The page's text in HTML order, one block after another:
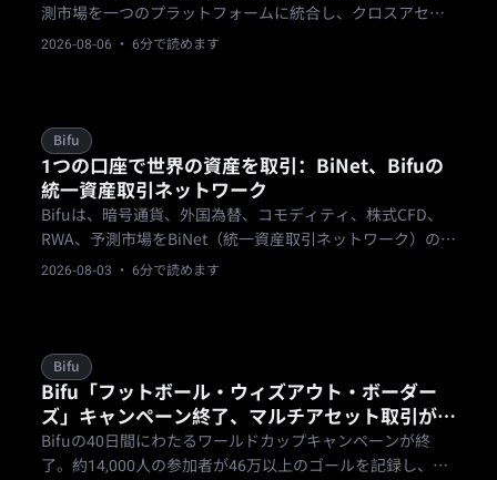
測市場を一つのプラットフォームに統合し、クロスアセッ
トトレーダーに、市場の焦点が変わってもここにいる権利
2026-08-06 · 6分で読めます
Bifu
1つの口座で世界の資産を取引：BiNet、Bifuの
統一資産取引ネットワーク
Bifuは、暗号通貨、外国為替、コモディティ、株式CFD、
RWA、予測市場をBiNet（統一資産取引ネットワーク）の下
に統合。1回のKYCと1つの資金プールですべての市場にア
2026-08-03 · 6分で読めます
Bifu
Bifu「フットボール・ウィズアウト・ボーダー
ズ」キャンペーン終了、マルチアセット取引が
「One Account, Trade the World」を実証
Bifuの40日間にわたるワールドカップキャンペーンが終
了。約14,000人の参加者が46万以上のゴールを記録し、外